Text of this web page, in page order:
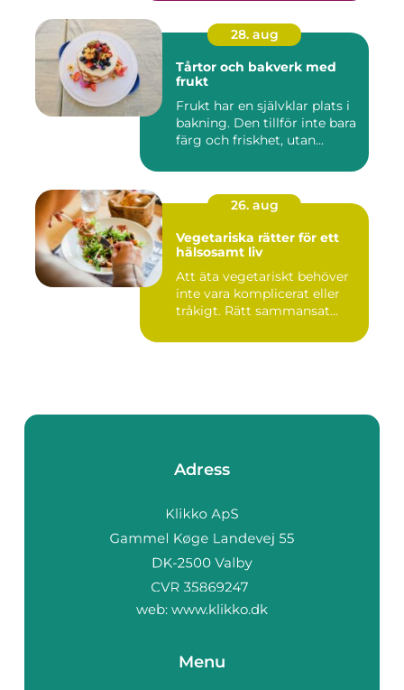
28. aug
Tårtor och bakverk med
frukt
Frukt har en självklar plats i
bakning. Den tillför inte bara
färg och friskhet, utan...
26. aug
Vegetariska rätter för ett
hälsosamt liv
Att äta vegetariskt behöver
inte vara komplicerat eller
tråkigt. Rätt sammansat...
Adress
web: www.klikko.dk
Menu